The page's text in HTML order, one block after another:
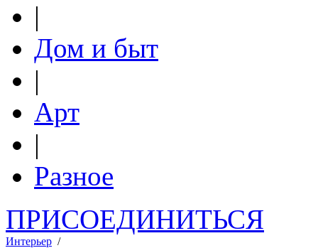
|
Дом и быт
|
Арт
|
Разное
ПРИСОЕДИНИТЬСЯ
Интерьер /